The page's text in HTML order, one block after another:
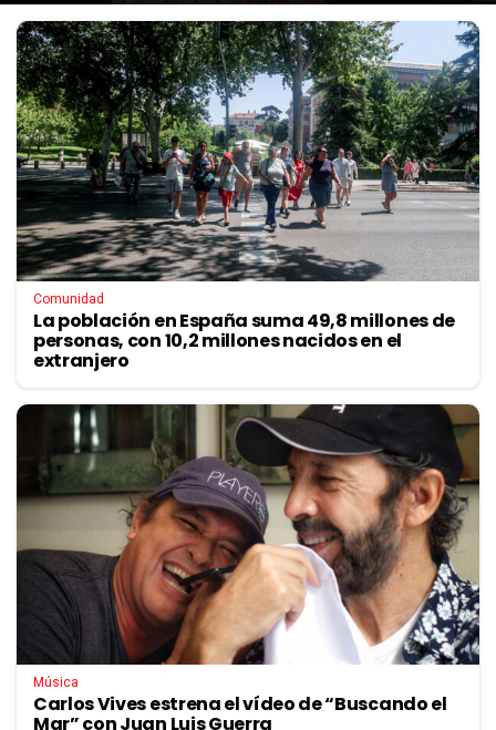
Comunidad
La población en España suma 49,8 millones de
personas, con 10,2 millones nacidos en el
extranjero
Música
Carlos Vives estrena el vídeo de “Buscando el
Mar” con Juan Luis Guerra